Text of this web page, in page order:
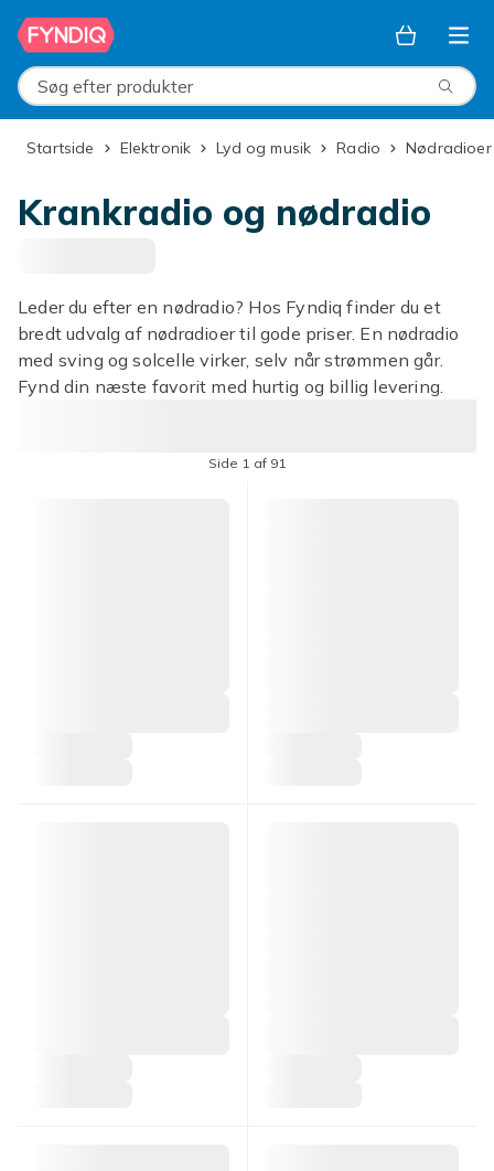
Spring til hovedindhold
Søg efter produkter
Startside Elektronik Lyd og musik Radio Nødradioer
Krankradio og nødradio
Leder du efter en nødradio? Hos Fyndiq finder du et
bredt udvalg af nødradioer til gode priser. En nødradio
med sving og solcelle virker, selv når strømmen går.
Fynd din næste favorit med hurtig og billig levering.
Side 1 af 91